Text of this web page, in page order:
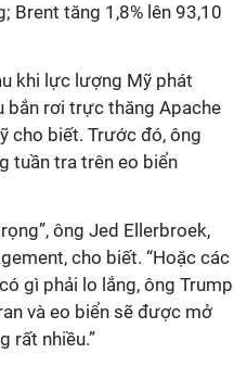
Brent tăng 1,8% lên 93,10
khi lực lượng Mỹ phát
bắn rơi trực thăng Apache
cho biết. Trước đó, ông
tuần tra trên eo biển
ông Jed Ellerbroek,
cho biết. “Hoặc các
gì phải lo lắng, ông Trump
và eo biển sẽ được mở
rất nhiều.”